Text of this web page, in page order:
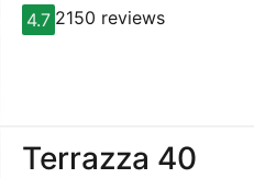
4.7 2150 reviews
Terrazza 40